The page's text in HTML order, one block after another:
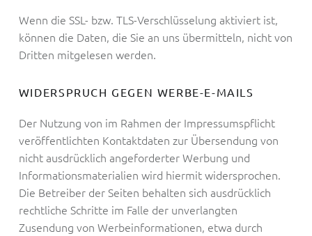
Wenn die SSL- bzw. TLS-Verschlüsselung aktiviert ist,
können die Daten, die Sie an uns übermitteln, nicht von
Dritten mitgelesen werden.
WIDERSPRUCH GEGEN WERBE-E-MAILS
Der Nutzung von im Rahmen der Impressumspflicht
veröffentlichten Kontaktdaten zur Übersendung von
nicht ausdrücklich angeforderter Werbung und
Informationsmaterialien wird hiermit widersprochen.
Die Betreiber der Seiten behalten sich ausdrücklich
rechtliche Schritte im Falle der unverlangten
Zusendung von Werbeinformationen, etwa durch